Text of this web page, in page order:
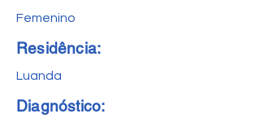
Femenino
Residência:
Luanda
Diagnóstico: